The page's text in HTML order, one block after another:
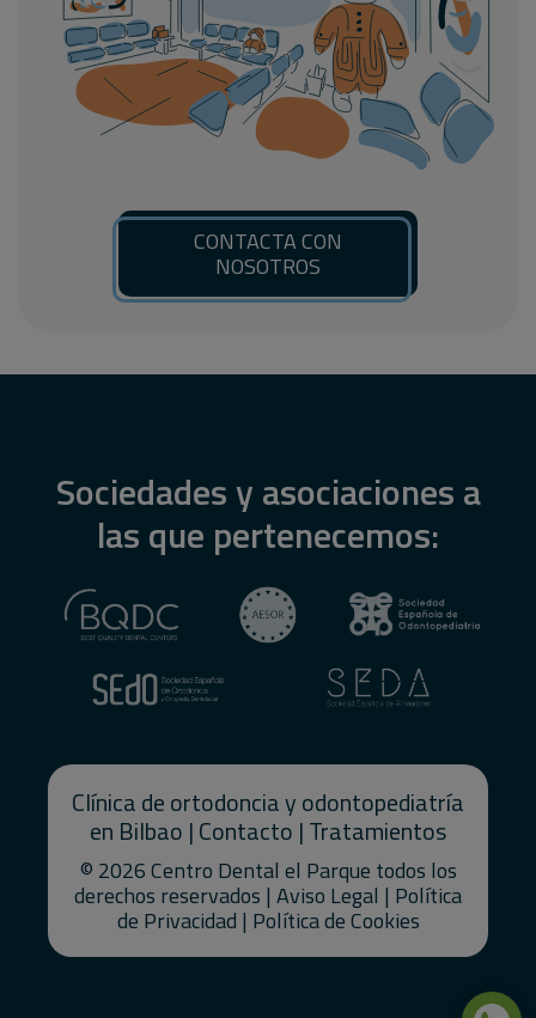
CONTACTA CON
NOSOTROS
Sociedades y asociaciones a
las que pertenecemos:
Clínica deortodonciayodontopediatría
en Bilbao |Contacto |Tratamientos
© 2026 Centro Dental el Parque todos los
derechos reservados | Aviso Legal | Política
de Privacidad | Política de Cookies